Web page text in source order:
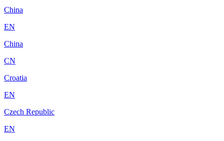
China
EN
China
CN
Croatia
EN
Czech Republic
EN